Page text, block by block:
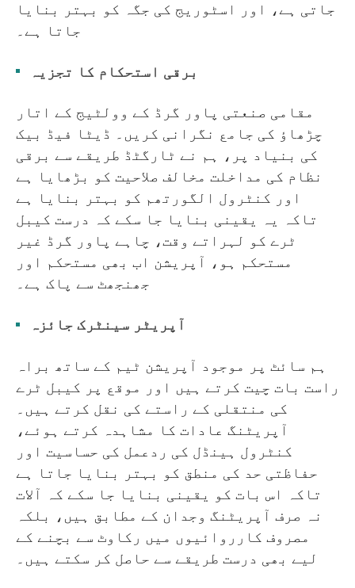
جاتی ہے، اور اسٹوریج کی جگہ کو بہتر بنایا
جاتا ہے۔
برقی استحکام کا تجزیہ
مقامی صنعتی پاور گرڈ کے وولٹیج کے اتار
چڑھاؤ کی جامع نگرانی کریں۔ ڈیٹا فیڈ بیک
کی بنیاد پر، ہم نے ٹارگٹڈ طریقے سے برقی
نظام کی مداخلت مخالف صلاحیت کو بڑھایا ہے
اور کنٹرول الگورتھم کو بہتر بنایا ہے
تاکہ یہ یقینی بنایا جا سکے کہ درست کیبل
ٹرے کو لہراتے وقت، چاہے پاور گرڈ غیر
مستحکم ہو، آپریشن اب بھی مستحکم اور
جھنجھٹ سے پاک ہے۔
آپریٹر سینٹرک جائزہ
ہم سائٹ پر موجود آپریشن ٹیم کے ساتھ براہ
راست بات چیت کرتے ہیں اور موقع پر کیبل ٹرے
کی منتقلی کے راستے کی نقل کرتے ہیں۔
آپریٹنگ عادات کا مشاہدہ کرتے ہوئے،
کنٹرول ہینڈل کی ردعمل کی حساسیت اور
حفاظتی حد کی منطق کو بہتر بنایا جاتا ہے
تاکہ اس بات کو یقینی بنایا جا سکے کہ آلات
نہ صرف آپریٹنگ وجدان کے مطابق ہیں، بلکہ
مصروف کارروائیوں میں رکاوٹ سے بچنے کے
لیے بھی درست طریقے سے حاصل کر سکتے ہیں۔